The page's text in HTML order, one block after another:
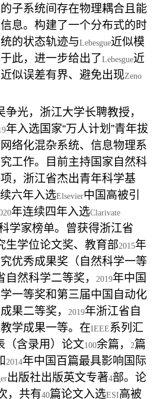
子系统间存在物理耦合且能
息。构建了一个分布式的时
的状态轨迹与Lebesgue近似模
此，进一步给出了Lebesgue近
似误差有界、避免出现Zeno
争光，浙江大学长聘教授，
年⼊选国家“万⼈计划”青年拔
络化混杂系统、信息物理系
工作。目前主持国家自然科
，浙江省杰出青年科学基
六年入选Elsevier中国高被引
年连续四年入选Clarivate
学家榜单。曾获得浙江省
生学位论文奖、教育部2015年
优秀成果奖（自然科学一等
自然科学二等奖， 2019年中国
⼀等奖和第三届中国自动化
果⼆等奖，
2019年浙江省自
学成果⼀等。在IEEE 系列汇
（含录用）论文100余篇， 2篇
2014年中国百篇最具影响国际
出版社出版英文专著4部。论
，共有40篇论文入选ESI高被